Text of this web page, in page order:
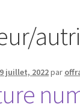
juillet, 2022par